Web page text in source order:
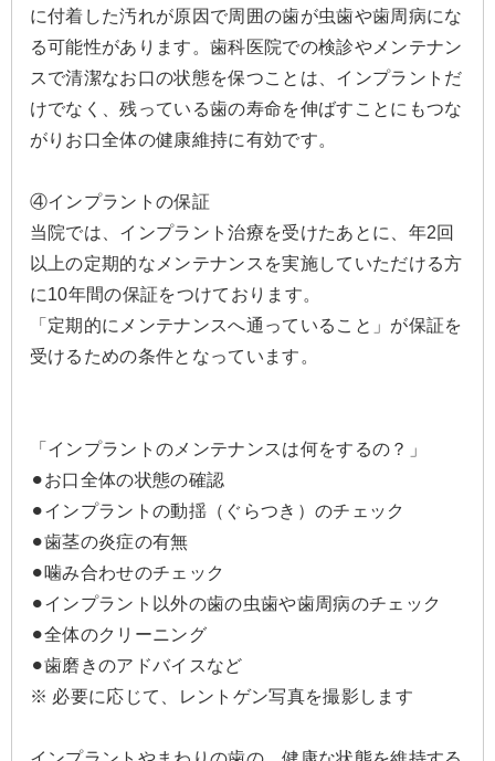
に付着した汚れが原因で周囲の歯が虫歯や歯周病にな
る可能性があります。歯科医院での検診やメンテナン
スで清潔なお口の状態を保つことは、インプラントだ
けでなく、残っている歯の寿命を伸ばすことにもつな
がりお口全体の健康維持に有効です。
④インプラントの保証
当院では、インプラント治療を受けたあとに、年2回
以上の定期的なメンテナンスを実施していただける方
に10年間の保証をつけております。
「定期的にメンテナンスへ通っていること」が保証を
受けるための条件となっています。
「インプラントのメンテナンスは何をするの？」
⚫︎お口全体の状態の確認
⚫︎インプラントの動揺（ぐらつき）のチェック
⚫︎歯茎の炎症の有無
⚫︎噛み合わせのチェック
⚫︎インプラント以外の歯の虫歯や歯周病のチェック
⚫︎全体のクリーニング
⚫︎歯磨きのアドバイスなど
※ 必要に応じて、レントゲン写真を撮影します